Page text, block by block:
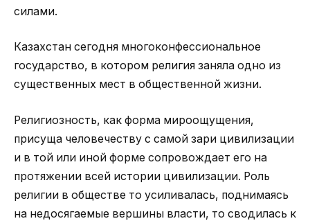
силами.
Казахстан сегодня многоконфессиональное
государство, в котором религия заняла одно из
существенных мест в общественной жизни.
Религиозность, как форма мироощущения,
присуща человечеству с самой зари цивилизации
и в той или иной форме сопровождает его на
протяжении всей истории цивилизации. Роль
религии в обществе то усиливалась, поднимаясь
на недосягаемые вершины власти, то сводилась к